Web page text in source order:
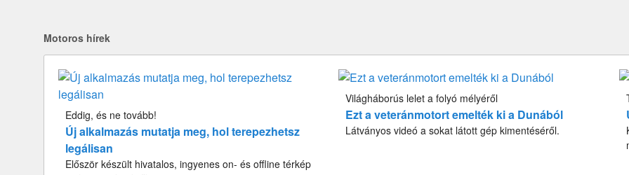
Motoros hírek
Eddig, és ne tovább!
Új alkalmazás mutatja meg, hol terepezhetsz
legálisan
Először készült hivatalos, ingyenes on- és offline térkép
Világháborús lelet a folyó mélyéről
Ezt a veteránmotort emelték ki a Dunából
Látványos videó a sokat látott gép kimentéséről.